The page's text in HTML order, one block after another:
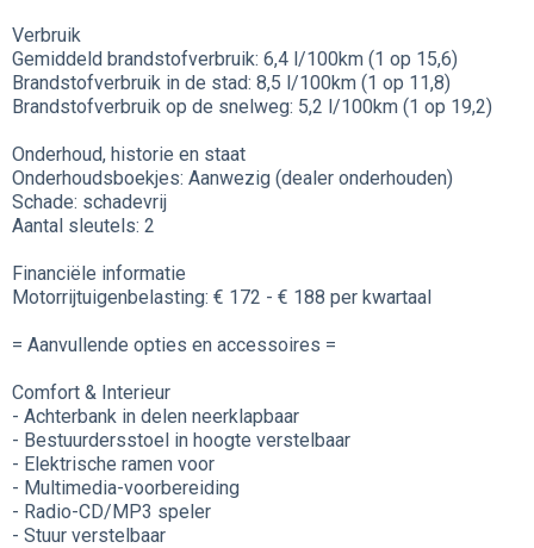
Verbruik
Gemiddeld brandstofverbruik: 6,4 l/100km (1 op 15,6)
Brandstofverbruik in de stad: 8,5 l/100km (1 op 11,8)
Brandstofverbruik op de snelweg: 5,2 l/100km (1 op 19,2)
Onderhoud, historie en staat
Onderhoudsboekjes: Aanwezig (dealer onderhouden)
Schade: schadevrij
Aantal sleutels: 2
Financiële informatie
Motorrijtuigenbelasting: € 172 - € 188 per kwartaal
= Aanvullende opties en accessoires =
Comfort & Interieur
- Achterbank in delen neerklapbaar
- Bestuurdersstoel in hoogte verstelbaar
- Elektrische ramen voor
- Multimedia-voorbereiding
- Radio-CD/MP3 speler
- Stuur verstelbaar